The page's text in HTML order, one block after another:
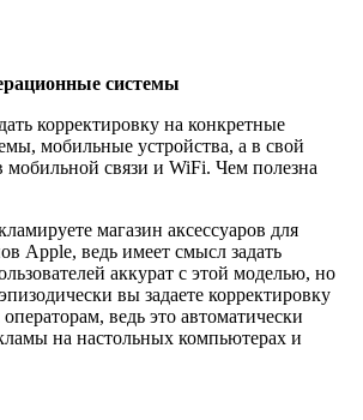
системы
корректировку на конкретные
мобильные устройства, а в свой
мобильной связи и WiFi. Чем полезна
магазин аксессуаров для
Apple, ведь имеет смысл задать
аккурат с этой моделью, но
вы задаете корректировку
ведь это автоматически
на настольных компьютерах и